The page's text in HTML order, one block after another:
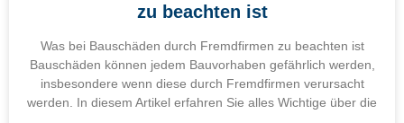
zu beachten ist
Was bei Bauschäden durch Fremdfirmen zu beachten ist
Bauschäden können jedem Bauvorhaben gefährlich werden,
insbesondere wenn diese durch Fremdfirmen verursacht
werden. In diesem Artikel erfahren Sie alles Wichtige über die